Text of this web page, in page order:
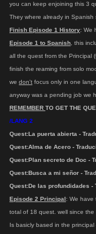
you can keep enjoining this 3
They where already in Spanish
Finish Episode 1 History: We
Episode 1 to Spanish, this
all the quest from the Principal
finish the reaming from solo
we don't focus only in one
anyway was a pending job we
REMEMBER TO GET THE
/LANG 2
Quest:La puerta abierta -
Quest:Alma de Acero -
Quest:Plan secreto de Doc -
Quest:Busca a mi señor -
Quest:De las profundidades -
Episode 2 Principal : We have
total of 18 quest. well since the
Is basicly based in the